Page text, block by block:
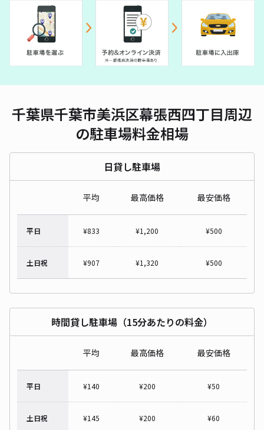
千葉県千葉市美浜区幕張西四丁目周辺
の駐車場料金相場
日貸し駐車場
平均 最高価格 最安価格
平日 ¥833 ¥1,200 ¥500
土日祝 ¥907 ¥1,320 ¥500
時間貸し駐車場（15分あたりの料金）
平均 最高価格 最安価格
平日 ¥140 ¥200 ¥50
土日祝 ¥145 ¥200 ¥60